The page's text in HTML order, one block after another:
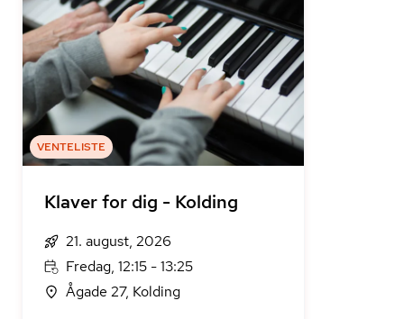
VENTELISTE
Klaver for dig - Kolding
21. august, 2026
Fredag, 12:15 - 13:25
Ågade 27, Kolding